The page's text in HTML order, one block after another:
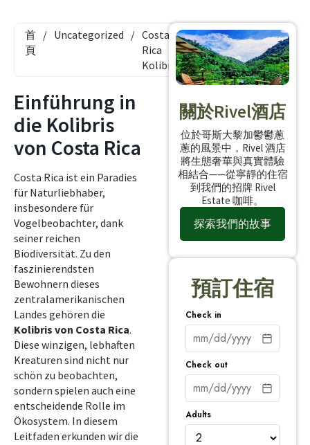
首
頁
/ Uncategorized / Costa
Rica
Kolibris
Einführung in
die Kolibris
von Costa Rica
Costa Rica ist ein Paradies
für Naturliebhaber,
insbesondere für
Vogelbeobachter, dank
seiner reichen
Biodiversität. Zu den
faszinierendsten
Bewohnern dieses
zentralamerikanischen
Landes gehören die
Kolibris von Costa Rica.
Diese winzigen, lebhaften
Kreaturen sind nicht nur
schön zu beobachten,
sondern spielen auch eine
entscheidende Rolle im
Ökosystem. In diesem
Leitfaden erkunden wir die
關於Rivel酒店
位於哥斯大黎加鬱鬱蔥
蔥的風景中，Rivel 酒店
將生態奢華與真實體驗
相結合——從寧靜的住宿
到我們的招牌 Rivel
Estate 咖啡。
探索我們的故事
預訂住宿
Check in
Check out
Adults